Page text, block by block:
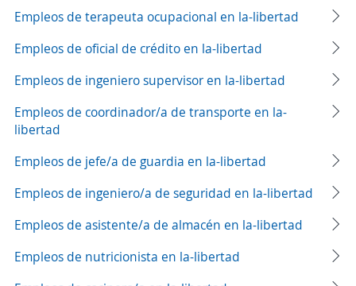
Empleos de terapeuta ocupacional en la-libertad
Empleos de oficial de crédito en la-libertad
Empleos de ingeniero supervisor en la-libertad
Empleos de coordinador/a de transporte en la-
libertad
Empleos de jefe/a de guardia en la-libertad
Empleos de ingeniero/a de seguridad en la-libertad
Empleos de asistente/a de almacén en la-libertad
Empleos de nutricionista en la-libertad